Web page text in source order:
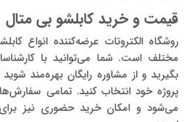
قیمت و خرید کابلشو بی‌ متال
روشگاه الکتروتات عرضه‌کننده انواع
مختلف است. شما می‌توانید با
بگیرید و از مشاوره رایگان بهره‌مند شوید
پروژه خود انتخاب کنید. تمامی
می‌شود و امکان خرید حضوری نیز